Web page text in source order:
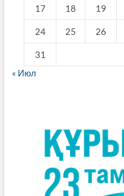
17 18 19
24 25 26
31
« Июл